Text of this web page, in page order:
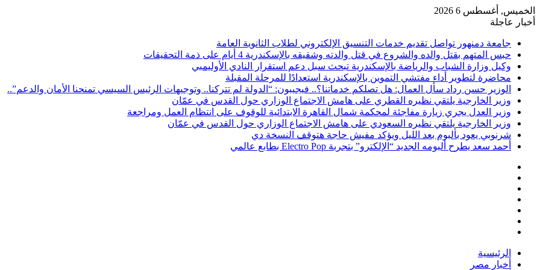
الخميس, أغسطس 6 2026
أخبار عاجلة
جامعة دمنهور تواصل تقديم خدمات التنسيق الإلكتروني لطلاب الثانوية العامة
حبس المتهم بقتل والده والشروع في قتل والدته وشقيقه بالإسكندرية 4 أيام على ذمة التحقيقات
وكيل وزارة الشباب والرياضة بالإسكندرية تبحث سبل دعم استقرار النادي الأوليمبي
محاضرة لتطوير أداء مفتشي التموين بالإسكندرية استعدادًا للمرحلة المقبلة
الوزير حسن رداد سأل العمال: هل تصلكم خدماتنا؟.. فيجيبون: “الدولة لم تتركنا.. وتوجيهات الرئيس السيسي تمنحنا الأمان والدعم”..
وزير الخارجية يلتقي نظيره القطري على هامش الاجتماع الوزاري حول القدس في عمّان
وزير العدل يجري زيارة مفاجئة لمحكمة شمال القاهرة الابتدائية للوقوف على انتظام العمل ومراجعة
وزير الخارجية يلتقي نظيره السعودي على هامش الاجتماع الوزاري حول القدس في عمّان
شرنوبي يعود بألبوم بعد الليل ويؤكد مفيش حاجة هتوقف النسخة دي
أحمد سعد يطرح ألبومه الجديد “الإلكترو” بتجربة Electro Pop بطابع عالمي
جانبي
الرئيسية
أخبار مصر